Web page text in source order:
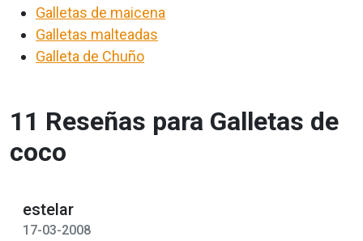
Galletas de maicena
Galletas malteadas
Galleta de Chuño
11 Reseñas para Galletas de
coco
estelar
17-03-2008